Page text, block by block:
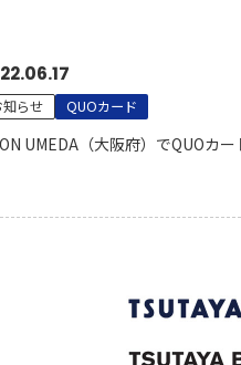
知らせ QUOカード
UMEDA（大阪府）でQUOカ